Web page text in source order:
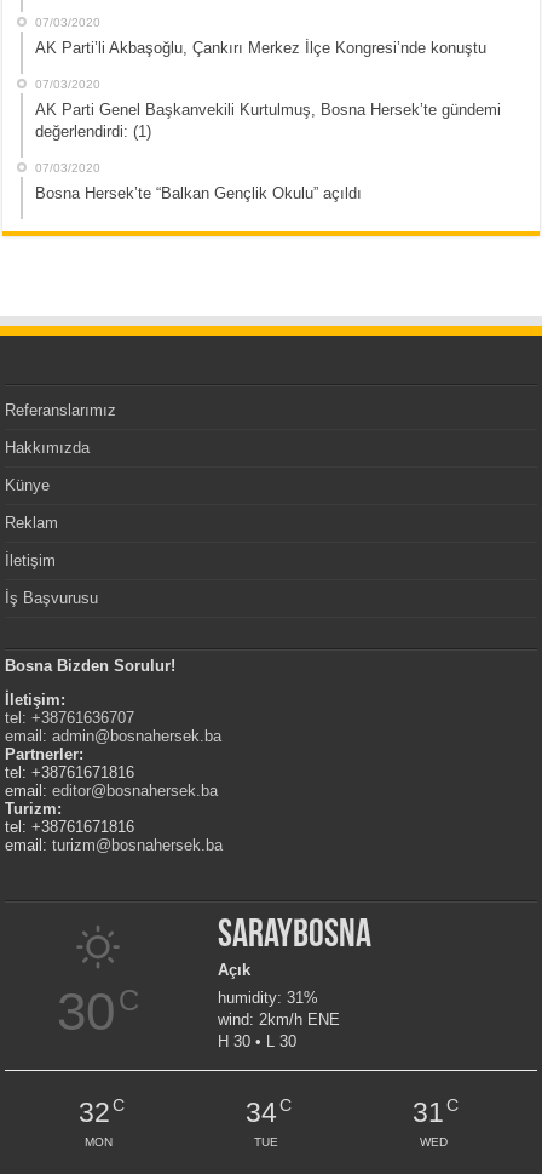
07/03/2020
AK Parti’li Akbaşoğlu, Çankırı Merkez İlçe Kongresi’nde konuştu
07/03/2020
AK Parti Genel Başkanvekili Kurtulmuş, Bosna Hersek’te gündemi
değerlendirdi: (1)
07/03/2020
Bosna Hersek’te “Balkan Gençlik Okulu” açıldı
Referanslarımız
Hakkımızda
Künye
Reklam
İletişim
İş Başvurusu
Bosna Bizden Sorulur!
İletişim:
tel: +38761636707
email:admin@bosnahersek.ba
Partnerler:
tel: +38761671816
email:editor@bosnahersek.ba
Turizm:
tel: +38761671816
email:turizm@bosnahersek.ba
30C
Saraybosna
Açık
humidity: 31%
wind: 2km/h ENE
H 30 • L 30
32C
MON
34C
TUE
31C
WED